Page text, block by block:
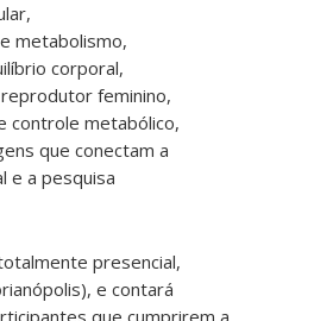
metabolismo,
corporal,
feminino,
controle metabólico,
que conectam a
e a pesquisa
presencial,
e contará